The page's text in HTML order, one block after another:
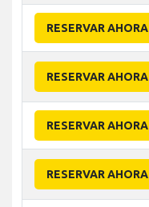
RESERVAR AHORA
RESERVAR AHORA
RESERVAR AHORA
RESERVAR AHORA